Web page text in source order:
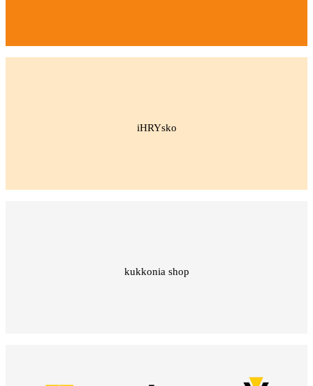
iHRYsko
kukkonia shop